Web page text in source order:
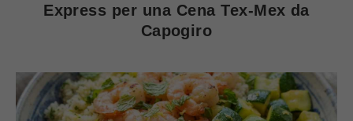
Express per una Cena Tex-Mex da
Capogiro